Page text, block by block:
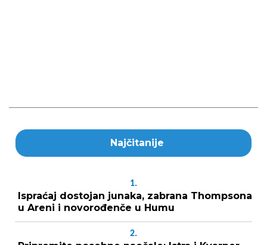
Najčitanije
1.
Ispraćaj dostojan junaka, zabrana Thompsona
u Areni i novorođenče u Humu
2.